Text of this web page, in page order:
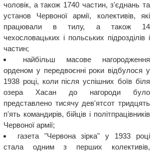
чоловік, а також 1740 частин, з'єднань та
установ Червоної армії, колективів, які
працювали в тилу, а також 14
чехословацьких і польських підрозділів і
частин;
найбільш масове нагородження
орденом у передвоєнні роки відбулося у
1938 році, коли після успішних боїв біля
озера Хасан до нагороди було
представлено тисячу дев'ятсот тридцять
п'ять командирів, бійців і політпрацівників
Червоної армії;
газета "Червона зірка" у 1933 році
стала одним з перших колективів,